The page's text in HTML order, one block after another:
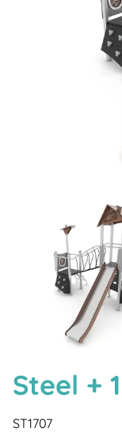
Steel +
ST1707